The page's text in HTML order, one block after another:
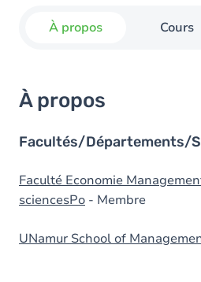
À propos Cours
À propos
Facultés/Départements/
Faculté Economie
sciencesPo - Membre
UNamur School of